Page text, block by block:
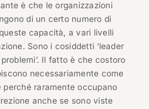
è che le organizzazioni
di un certo numero di
capacità, a vari livelli
Sono i cosiddetti ‘leader
Il fatto è che costoro
necessariamente come
perché raramente occupano
anche se sono viste